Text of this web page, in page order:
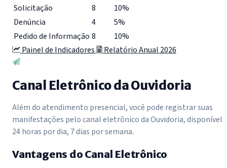
Solicitação
8
10%
Denúncia
4
5%
Pedido de Informação 8
10%
Painel de Indicadores
Relatório Anual 2026
Canal Eletrônico da Ouvidoria
Além do atendimento presencial, você pode registrar suas
manifestações pelo canal eletrônico da Ouvidoria, disponível
24 horas por dia, 7 dias por semana.
Vantagens do Canal Eletrônico